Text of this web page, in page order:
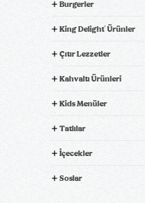
Burgerler
King Delight® Ürünler
Çıtır Lezzetler
Kahvaltı Ürünleri
Kids Menüler
Tatlılar
İçecekler
Soslar